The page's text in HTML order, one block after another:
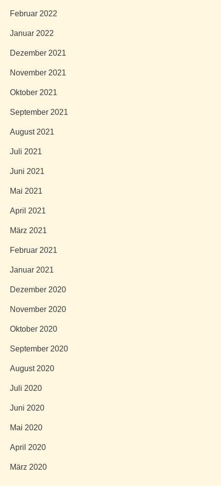
Februar 2022
Januar 2022
Dezember 2021
November 2021
Oktober 2021
September 2021
August 2021
Juli 2021
Juni 2021
Mai 2021
April 2021
März 2021
Februar 2021
Januar 2021
Dezember 2020
November 2020
Oktober 2020
September 2020
August 2020
Juli 2020
Juni 2020
Mai 2020
April 2020
März 2020